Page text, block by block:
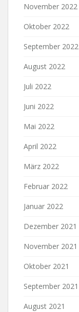
November 2022
Oktober 2022
September 2022
August 2022
Juli 2022
Juni 2022
Mai 2022
April 2022
März 2022
Februar 2022
Januar 2022
Dezember 2021
November 2021
Oktober 2021
September 2021
August 2021